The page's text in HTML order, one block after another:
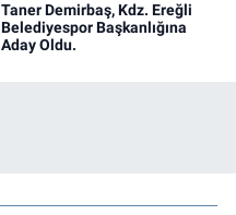
Taner Demirbaş, Kdz. Ereğli
Belediyespor Başkanlığına
Aday Oldu.